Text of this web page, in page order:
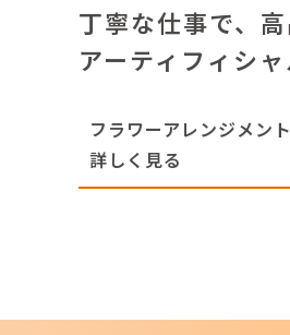
丁寧な仕事で、
アーティフィシ
フラワーアレンジメン
詳しく見る